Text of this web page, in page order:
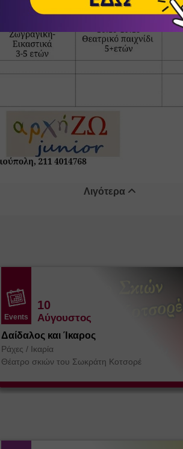
Λιγότερα
Events
10
Αύγουστος
Δαίδαλος και Ίκαρος
Ράχες / Ικαρία
Θέατρο σκιών του Σωκράτη Κοτσορέ